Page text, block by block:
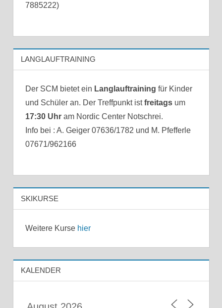
7885222)
LANGLAUFTRAINING
Der SCM bietet ein Langlauftraining für Kinder
und Schüler an. Der Treffpunkt istfreitagsum
17:30 Uhram Nordic Center Notschrei.
Info bei : A. Geiger 07636/1782 und M. Pfefferle
07671/962166
SKIKURSE
Weitere Kurse hier
KALENDER